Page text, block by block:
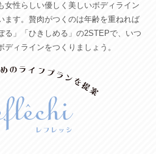
女性らしい優しく美しいボディライン
ます。贅肉がつくのは年齢を重ねれば
る」「ひきしめる」の2STEPで、いつ
ィラインをつくりましょう。